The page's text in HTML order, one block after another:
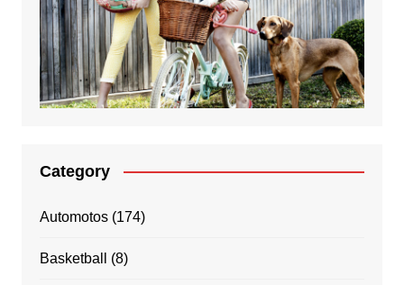
Category
Automotos(174)
Basketball (8)